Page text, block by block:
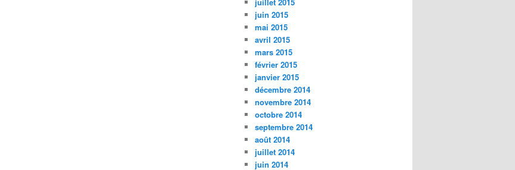
juin 2015
mai 2015
avril 2015
mars 2015
février 2015
janvier 2015
décembre 2014
novembre 2014
octobre 2014
septembre 2014
août 2014
juillet 2014
juin 2014